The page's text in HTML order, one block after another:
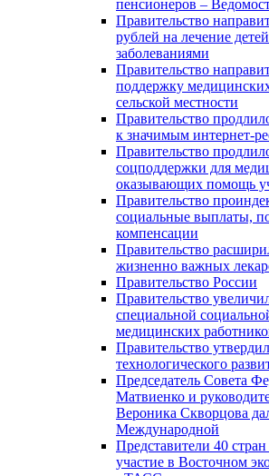
пенсионеров –
Правительство
рублей на лечение
заболеваниями
Правительство
поддержку
сельской местности
Правительство
к значимым интернет-
Правительство
соцподдержки для
оказывающих помощь
Правительство
социальные выплаты,
компенсации
Правительство
жизненно важных
Правительство России
Правительство
специальной
медицинских
Правительство
технологического
Председатель Совета
Матвиенко и
Вероника Скворцова
Международной
Представители 40
участие в Восточном